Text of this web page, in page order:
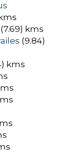
(7.69) kms
(9.84)
kms